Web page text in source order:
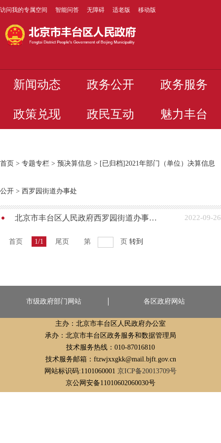
访问我的专属空间 智能问答 无障碍 适老版 移动版
新闻动态 政务公开 政务服务
政策兑现 政民互动 魅力丰台
首页 > 专题专栏 > 预决算信息 > [已归档]2021年部门（单位）决算信息
公开 > 西罗园街道办事处
北京市丰台区人民政府西罗园街道办事处2021年度部门决算公开 2022-09-26
首页 1/1 尾页 第 页 转到
市级政府部门网站 各区政府网站
主办：北京市丰台区人民政府办公室
承办：北京市丰台区政务服务和数据管理局
技术服务热线：010-87016810
技术服务邮箱：ftzwjxxgkk@mail.bjft.gov.cn
网站标识码:1101060001 京ICP备20013709号
京公网安备11010602060030号